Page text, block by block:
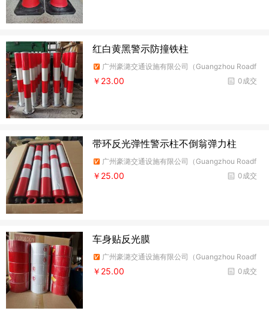
红白黄黑警示防撞铁柱
广州豪潞交通设施有限公司（Guangzhou Roadf
ire Traffic Facilities Co.,Ltd）
0成交
￥23.00
带环反光弹性警示柱不倒翁弹力柱
广州豪潞交通设施有限公司（Guangzhou Roadf
ire Traffic Facilities Co.,Ltd）
0成交
￥25.00
车身贴反光膜
广州豪潞交通设施有限公司（Guangzhou Roadf
ire Traffic Facilities Co.,Ltd）
0成交
￥25.00